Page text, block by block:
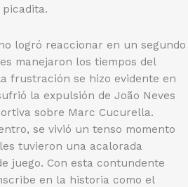
logró reaccionar en un segundo
manejaron los tiempos del
frustración se hizo evidente en
la expulsión de João Neves
sobre Marc Cucurella.
se vivió un tenso momento
tuvieron una acalorada
juego. Con esta contundente
en la historia como el